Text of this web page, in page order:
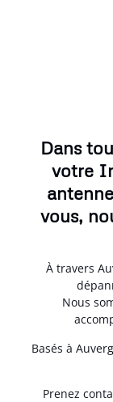
Dans
votre
vous,
À travers
Nous
Basés à
Prenez